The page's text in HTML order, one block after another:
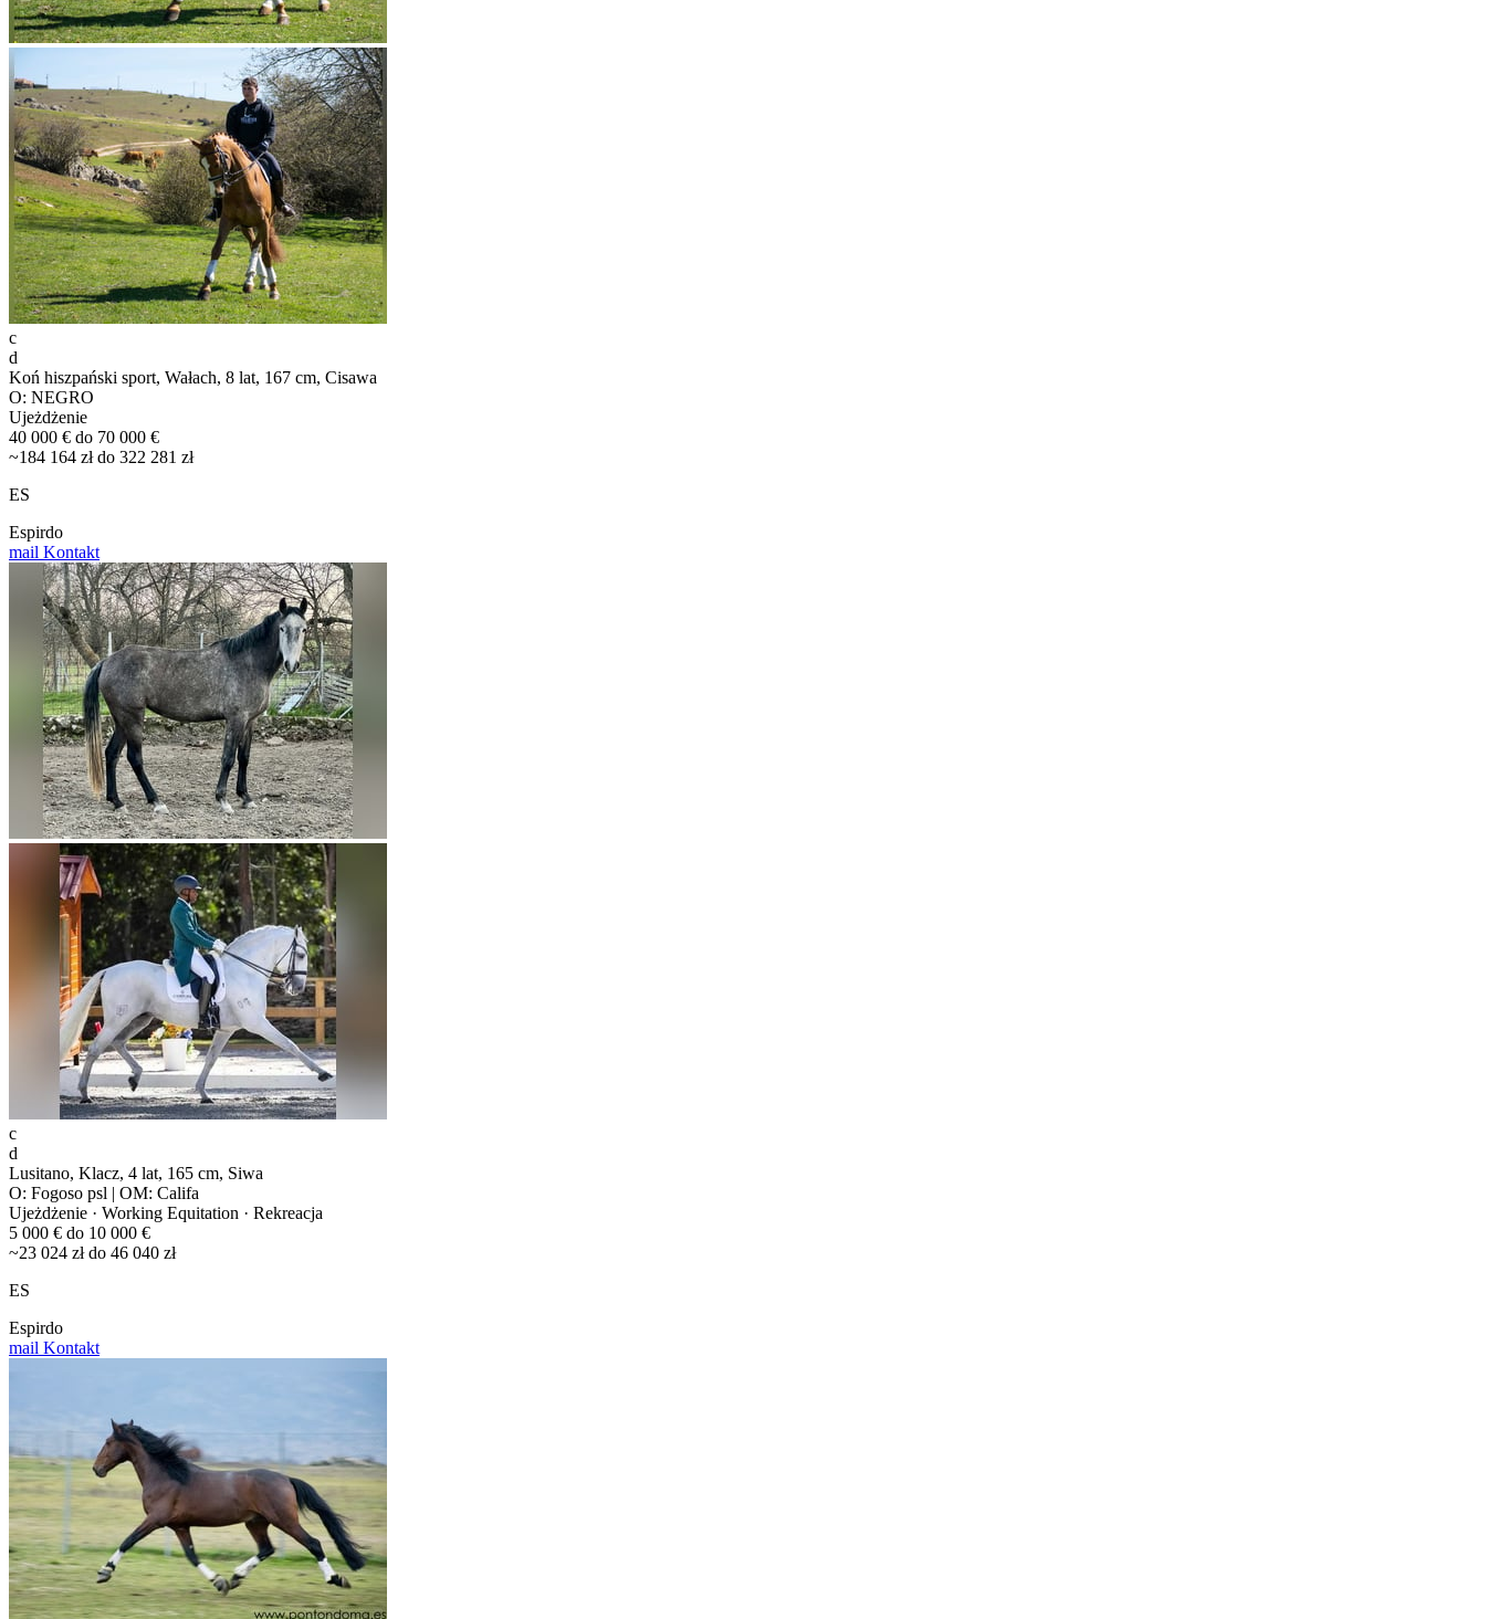
c
d
Koń hiszpański sport, Wałach, 8 lat, 167 cm, Cisawa
O: NEGRO
Ujeżdżenie
40 000 € do 70 000 €
~184 164 zł do 322 281 zł
ES
Espirdo
mail Kontakt
c
d
Lusitano, Klacz, 4 lat, 165 cm, Siwa
O: Fogoso psl | OM: Califa
Ujeżdżenie · Working Equitation · Rekreacja
5 000 € do 10 000 €
~23 024 zł do 46 040 zł
ES
Espirdo
mail Kontakt